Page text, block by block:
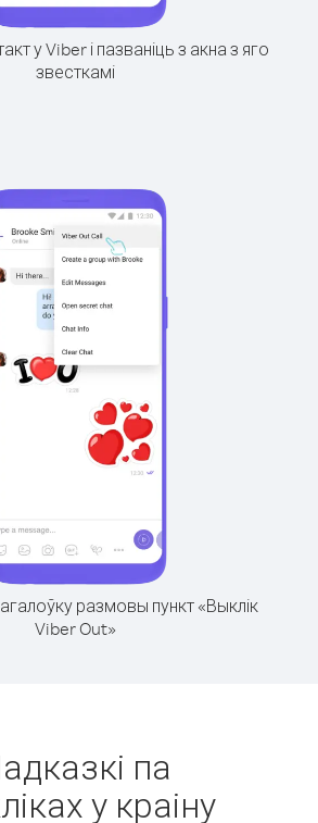
у Viber і пазваніць з акна з яго
звесткамі
размовы пункт «Выклік
Viber Out»
па
у краіну